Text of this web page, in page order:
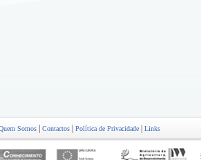
Somos Contactos Política de Privacidade Links